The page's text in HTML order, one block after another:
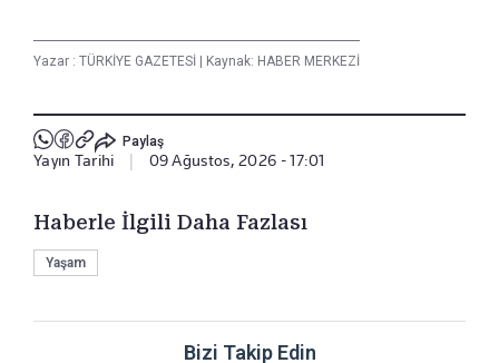
Yazar : TÜRKİYE GAZETESİ Kaynak: HABER MERKEZİ
Paylaş
Yayın Tarihi 09 Ağustos, 2026 - 17:01
Haberle İlgili Daha Fazlası
Yaşam
Bizi Takip Edin